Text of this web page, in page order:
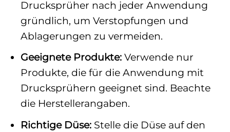
Drucksprüher nach jeder Anwendung
gründlich, um Verstopfungen und
Ablagerungen zu vermeiden.
Geeignete Produkte:Verwende nur
Produkte, die für die Anwendung mit
Drucksprühern geeignet sind. Beachte
die Herstellerangaben.
Richtige Düse:Stelle die Düse auf den